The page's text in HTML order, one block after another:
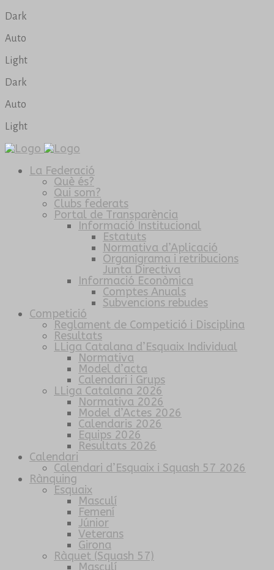
Dark
Auto
Light
Dark
Auto
Light
La Federació
Què és?
Qui som?
Clubs federats
Portal de Transparència
Informació Institucional
Estatuts
Normativa d’Aplicació
Organigrama i retribucions
Junta Directiva
Informació Econòmica
Comptes Anuals
Subvencions rebudes
Competició
Reglament de Competició i Disciplina
Resultats
LLiga Catalana d’Esquaix Individual
Normativa
Model d’acta
Calendari i Grups
LLiga Catalana 2026
Normativa 2026
Model d’Actes 2026
Calendaris 2026
Equips 2026
Resultats 2026
Calendari
Calendari d’Esquaix i Squash 57 2026
Rànquing
Esquaix
Masculí
Femení
Júnior
Veterans
Girona
Ràquet (Squash 57)
Masculí